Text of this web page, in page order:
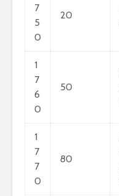
7
5
0
20
1
7
6
0
50
1
7
7
0
80